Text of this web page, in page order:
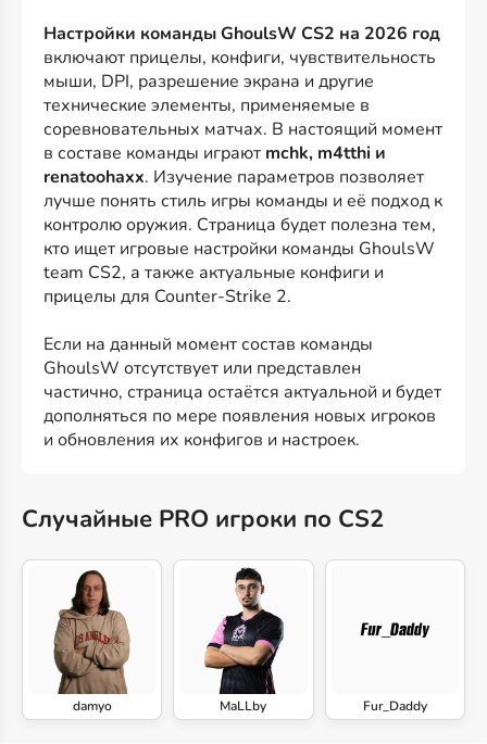
Настройки команды GhoulsW CS2 на 2026 год
включают прицелы, конфиги, чувствительность
мыши, DPI, разрешение экрана и другие
технические элементы, применяемые в
соревновательных матчах. В настоящий момент
в составе команды играют mchk, m4tthi и
renatoohaxx. Изучение параметров позволяет
лучше понять стиль игры команды и её подход к
контролю оружия. Страница будет полезна тем,
кто ищет игровые настройки команды GhoulsW
team CS2, а также актуальные конфиги и
прицелы для Counter-Strike 2.
Если на данный момент состав команды
GhoulsW отсутствует или представлен
частично, страница остаётся актуальной и будет
дополняться по мере появления новых игроков
и обновления их конфигов и настроек.
Случайные PRO игроки по CS2
damyo MaLLby Fur_Daddy